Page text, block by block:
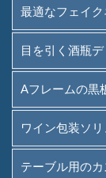
最適なフェイ
目を引く酒瓶
Aフレームの黒
ワイン包装ソ
テーブル用の